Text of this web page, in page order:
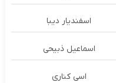
اسفندیار دیبا
اسماعیل ذبیحی
اسی کناری